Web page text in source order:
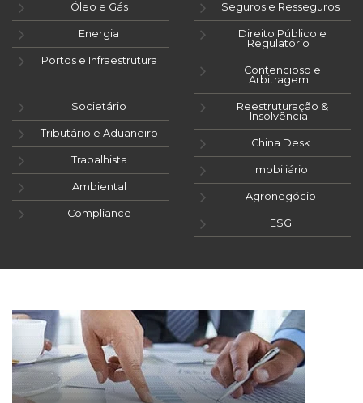
Óleo e Gás
Energia
Portos e Infraestrutura
Seguros e Resseguros
Direito Público e
Regulatório
Contencioso e
Arbitragem
Societário
Tributário e Aduaneiro
Trabalhista
Ambiental
Compliance
Reestruturação &
Insolvência
China Desk
Imobiliário
Agronegócio
ESG